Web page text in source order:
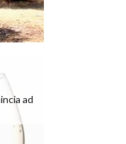
ad